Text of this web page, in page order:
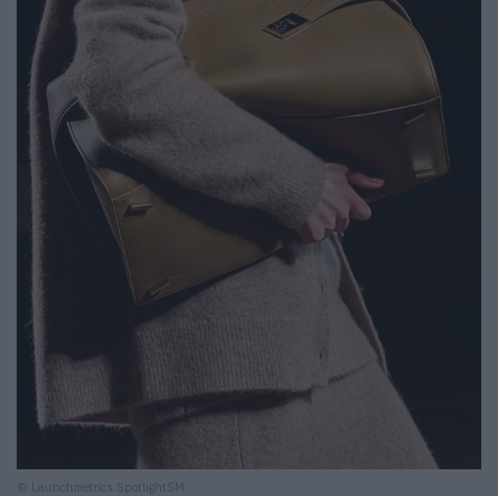
© Launchmetrics SpotlightSM